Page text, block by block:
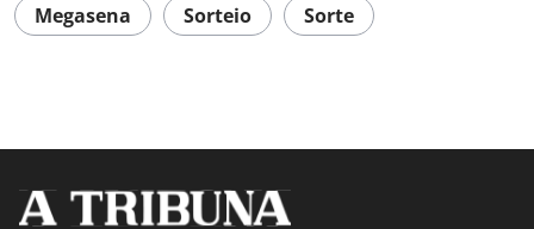
Megasena Sorteio Sorte